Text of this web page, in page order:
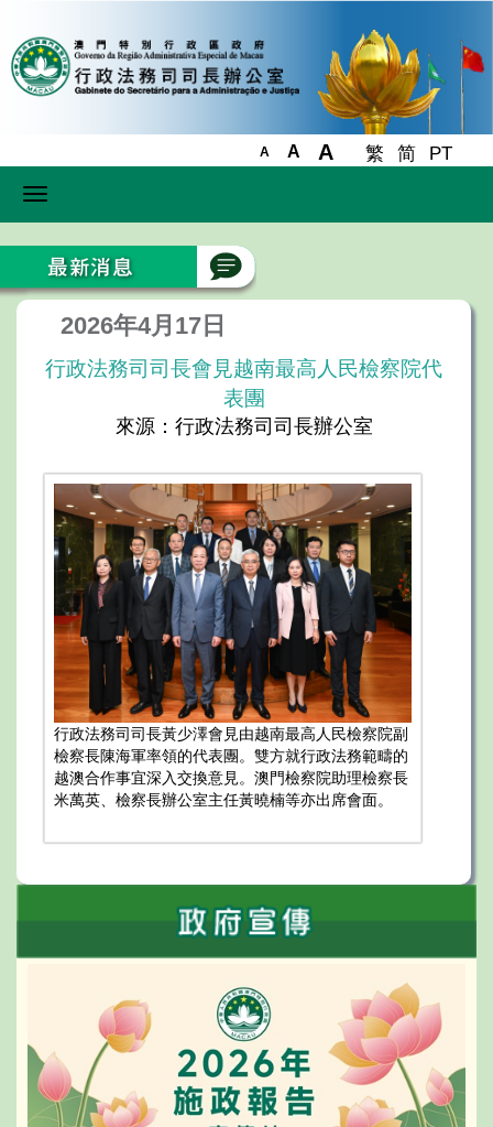
A A A 繁 简 PT
Toggle
2026年4月17日
行政法務司司長會見越南最高人民檢察院代
表團
來源：行政法務司司長辦公室
行政法務司司長黃少澤會見由越南最高人民檢察院副
檢察長陳海軍率領的代表團。雙方就行政法務範疇的
越澳合作事宜深入交換意見。澳門檢察院助理檢察長
米萬英、檢察長辦公室主任黃曉楠等亦出席會面。